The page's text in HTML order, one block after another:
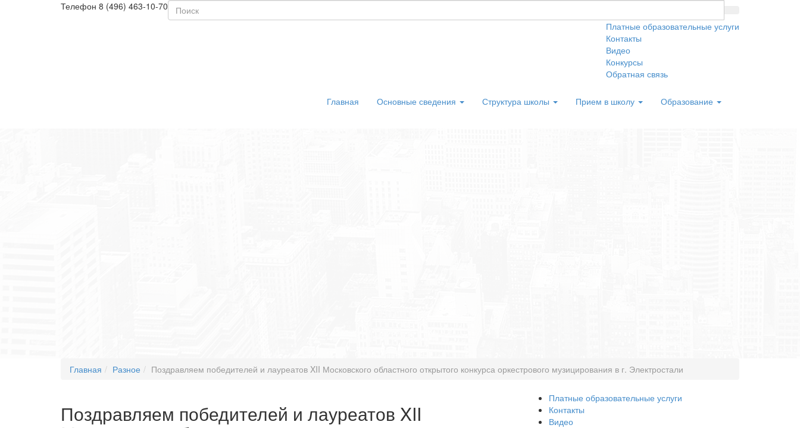
Телефон 8 (496) 463-10-70
Платные образовательные услуги
Контакты
Видео
Конкурсы
Обратная связь
Главная Основные сведения Структура школы Прием в школу Образование
Главная Разное Поздравляем победителей и лауреатов XII Московского областного открытого конкурса оркестрового музицирования в г. Электростали
Поздравляем победителей и лауреатов XII
Платные образовательные услуги
Контакты
Видео